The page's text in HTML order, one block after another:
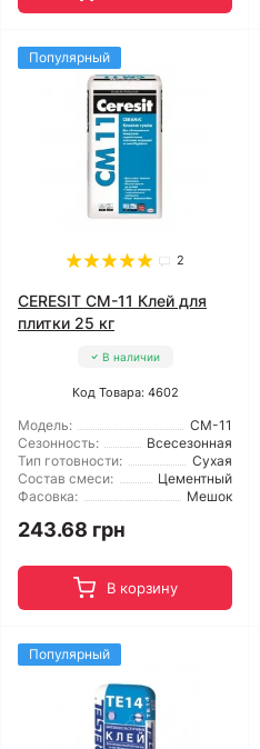
Популярный
2
CERESIT CM-11 Клей для
плитки 25 кг
В наличии
Код Товара: 4602
Модель:
CM-11
Сезонность:
Всесезонная
Тип готовности:
Сухая
Состав смеси:
Цементный
Фасовка:
Мешок
243.68 грн
В корзину
Популярный